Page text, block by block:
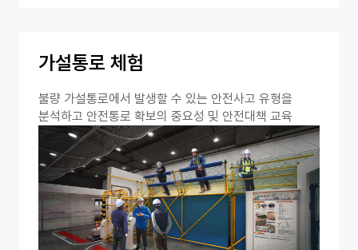
가설통로 체험
불량 가설통로에서 발생할 수 있는 안전사고 유형을
분석하고 안전통로 확보의 중요성 및 안전대책 교육